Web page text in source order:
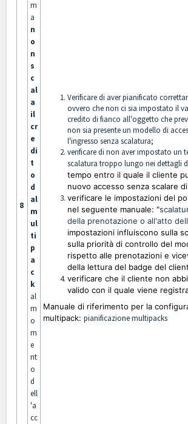
8
m
a
n
o
n
s
c
al
a
il
cr
e
di
t
o
d
al
m
ul
ti
p
a
c
k
al
m
o
m
e
nt
o
d
ell
'a
cc
Verificare di aver pianificato
ovvero che non ci sia impostato il
credito di fianco all'oggetto che
non sia presente un modello di
l'ingresso senza scalatura;
verificare di non aver impostato un
scalatura troppo lungo nei dettagli
tempo entro il quale il cliente
nuovo accesso senza scalare
verificare le impostazioni del
nel seguente manuale: "
della prenotazione o all'atto
impostazioni influiscono sulla
sulla priorità di controllo del
rispetto alle prenotazioni e
della lettura del badge del
verificare che il cliente non
valido con il quale viene
Manuale di riferimento per la
multipack: pianificazione multipacks